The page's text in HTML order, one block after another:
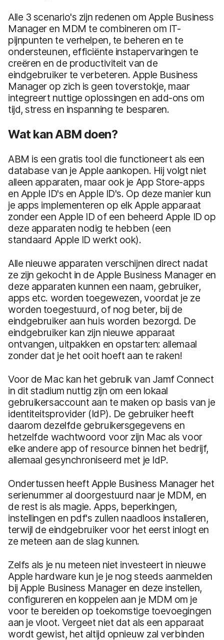
Alle 3 scenario's zijn redenen om Apple Business
Manager en MDM te combineren om IT-
pijnpunten te verhelpen, te beheren en te
ondersteunen, efficiënte instapervaringen te
creëren en de productiviteit van de
eindgebruiker te verbeteren. Apple Business
Manager op zich is geen toverstokje, maar
integreert nuttige oplossingen en add-ons om
tijd, stress en inspanning te besparen.
Wat kan ABM doen?
ABM is een gratis tool die functioneert als een
database van je Apple aankopen. Hij volgt niet
alleen apparaten, maar ook je App Store-apps
en Apple ID's en Apple ID's. Op deze manier kun
je apps implementeren op elk Apple apparaat
zonder een Apple ID of een beheerd Apple ID op
deze apparaten nodig te hebben (een
standaard Apple ID werkt ook).
Alle nieuwe apparaten verschijnen direct nadat
ze zijn gekocht in de Apple Business Manager en
deze apparaten kunnen een naam, gebruiker,
apps etc. worden toegewezen, voordat je ze
worden toegestuurd, of nog beter, bij de
eindgebruiker aan huis worden bezorgd. De
eindgebruiker kan zijn nieuwe apparaat
ontvangen, uitpakken en opstarten: allemaal
zonder dat je het ooit hoeft aan te raken!
Voor de Mac kan het gebruik van Jamf Connect
in dit stadium nuttig zijn om een lokaal
gebruikersaccount aan te maken op basis van je
identiteitsprovider (IdP). De gebruiker heeft
daarom dezelfde gebruikersgegevens en
hetzelfde wachtwoord voor zijn Mac als voor
elke andere app of resource binnen het bedrijf,
allemaal gesynchroniseerd met je IdP.
Ondertussen heeft Apple Business Manager het
serienummer al doorgestuurd naar je MDM, en
de rest is als magie. Apps, beperkingen,
instellingen en pdf's zullen naadloos installeren,
terwijl de eindgebruiker voor het eerst inlogt en
ze meteen aan de slag kunnen.
Zelfs als je nu meteen niet investeert in nieuwe
Apple hardware kun je je nog steeds aanmelden
bij Apple Business Manager en deze instellen,
configureren en koppelen aan je MDM om je
voor te bereiden op toekomstige toevoegingen
aan je vloot. Vergeet niet dat als een apparaat
wordt gewist, het altijd opnieuw zal verbinden